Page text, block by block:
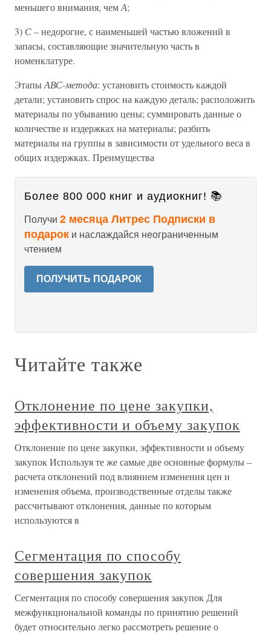
меньшего внимания, чемА;
3) С– недорогие, с наименьшей частью вложений в
запасы, составляющие значительную часть в
номенклатуре.
ЭтапыАВС-метода: установить стоимость каждой
детали; установить спрос на каждую деталь; расположить
материалы по убыванию цены; суммировать данные о
количестве и издержках на материалы; разбить
материалы на группы в зависимости от удельного веса в
общих издержках. Преимущества
Более 800 000 книг и аудиокниг! 📚
Получи 2 месяца Литрес Подписки в
подарок и наслаждайся неограниченным
чтением
ПОЛУЧИТЬ ПОДАРОК
Читайте также
Отклонение по цене закупки,
эффективности и объему закупок
Отклонение по цене закупки, эффективности и объему
закупок Используя те же самые две основные формулы –
расчета отклонений под влиянием изменения цен и
изменения объема, производственные отделы также
рассчитывают отклонения, данные по которым
используются в
Сегментация по способу
совершения закупок
Сегментация по способу совершения закупок Для
межфункциональной команды по принятию решений
будет относительно легко рассмотреть решение о